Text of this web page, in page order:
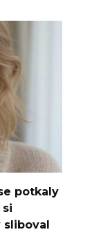
potkaly
sliboval